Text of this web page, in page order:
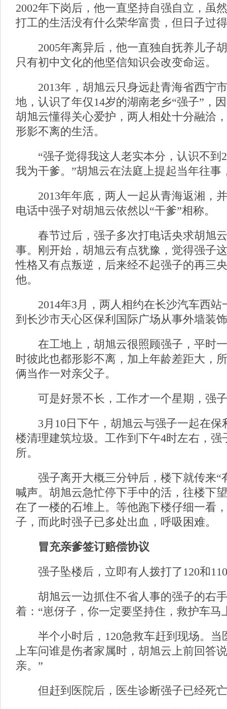
2002年下岗后，他一直坚持自强自立，虽
打工的生活没有什么荣华富贵，但日子过
2005年离异后，他一直独自抚养儿子
只有初中文化的他坚信知识会改变命运。
2013年，胡旭云只身远赴青海省西宁
地，认识了年仅14岁的湖南老乡“强子”，
胡旭云懂得关心爱护，两人相处十分融洽
形影不离的生活。
“强子觉得我这人老实本分，认识不到2
我为干爹。”胡旭云在法庭上提起当年往事
2013年年底，两人一起从青海返湘，
电话中强子对胡旭云依然以“干爹”相称。
春节过后，强子多次打电话央求胡旭云
事。刚开始，胡旭云有点犹豫，觉得强子
性格又有点叛逆，后来经不起强子的再三
他。
2014年3月，两人相约在长沙汽车西站
到长沙市天心区保利国际广场从事外墙装
在工地上，胡旭云很照顾强子，平时一
时彼此也都形影不离，加上年龄差距大，
俩当作一对亲父子。
可是好景不长，工作才一个星期，强子
3月10日下午，胡旭云与强子一起在保
楼清理建筑垃圾。工作到下午4时左右，强
所。
强子离开大概三分钟后，楼下就传来“
喊声。胡旭云急忙停下手中的活，往楼下
在了一楼的石堆上。等他跑下楼仔细一看
子，而此时强子已多处出血，呼吸困难。
冒充亲爹签订赔偿协议
强子坠楼后，立即有人拨打了120和
胡旭云一边抓住不省人事的强子的右手
着：“崽伢子，你一定要坚持住，救护车马
半个小时后，120急救车赶到现场。当
上车问谁是伤者家属时，胡旭云上前回答
亲。”
但赶到医院后，医生诊断强子已经死